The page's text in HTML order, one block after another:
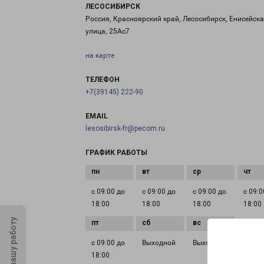
ЛЕСОСИБИРСК
Россия, Красноярский край, Лесосибирск,
улица, 25Ас7
на карте
ТЕЛЕФОН
+7(39145) 222-90
EMAIL
lesosibirsk-fr@pecom.ru
ГРАФИК РАБОТЫ
с 09:00 до
18:00
с 09:00 до
18:00
с 09:00 до
18:00
с
18:00
с 09:00 до
18:00
Выходной Выходной